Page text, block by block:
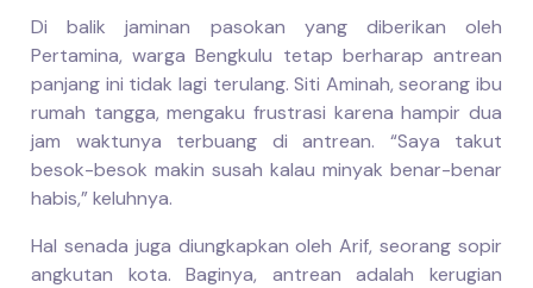
Di balik jaminan pasokan yang diberikan oleh
Pertamina, warga Bengkulu tetap berharap antrean
panjang ini tidak lagi terulang. Siti Aminah, seorang ibu
rumah tangga, mengaku frustrasi karena hampir dua
jam waktunya terbuang di antrean. “Saya takut
besok-besok makin susah kalau minyak benar-benar
habis,” keluhnya.
Hal senada juga diungkapkan oleh Arif, seorang sopir
angkutan kota. Baginya, antrean adalah kerugian